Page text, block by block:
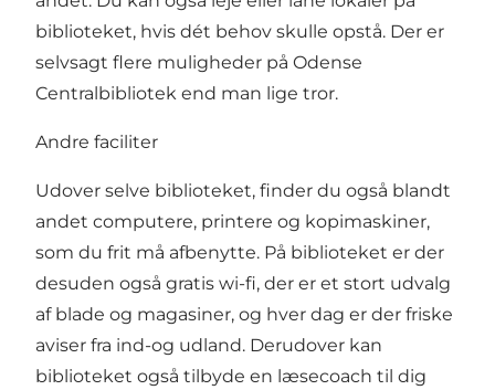
biblioteket, hvis dét behov skulle opstå. Der er
selvsagt flere muligheder på Odense
Centralbibliotek end man lige tror.
Andre faciliter
Udover selve biblioteket, finder du også blandt
andet computere, printere og kopimaskiner,
som du frit må afbenytte. På biblioteket er der
desuden også gratis wi-fi, der er et stort udvalg
af blade og magasiner, og hver dag er der friske
aviser fra ind-og udland. Derudover kan
biblioteket også tilbyde en læsecoach til dig